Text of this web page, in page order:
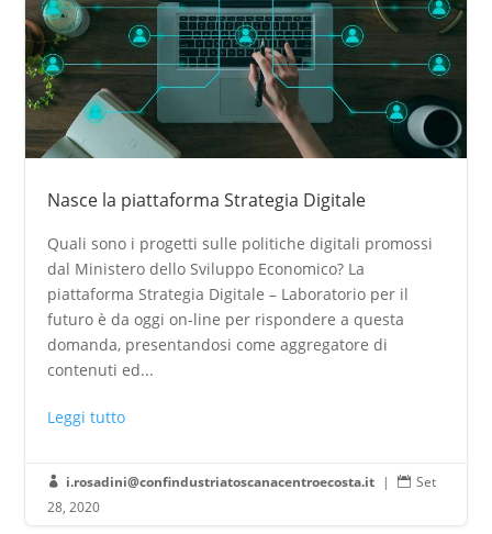
Nasce la piattaforma Strategia Digitale
Quali sono i progetti sulle politiche digitali promossi
dal Ministero dello Sviluppo Economico? La
piattaforma Strategia Digitale – Laboratorio per il
futuro è da oggi on-line per rispondere a questa
domanda, presentandosi come aggregatore di
contenuti ed...
Leggi tutto
 i.rosadini@confindustriatoscanacentroecosta.it |  Set
28, 2020